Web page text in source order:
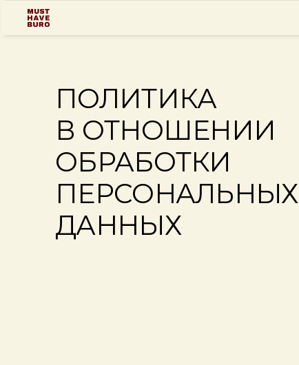
ПОЛИТИКА
В ОТНОШЕНИИ
ОБРАБОТКИ
ПЕРСОНАЛЬНЫХ
ДАННЫХ